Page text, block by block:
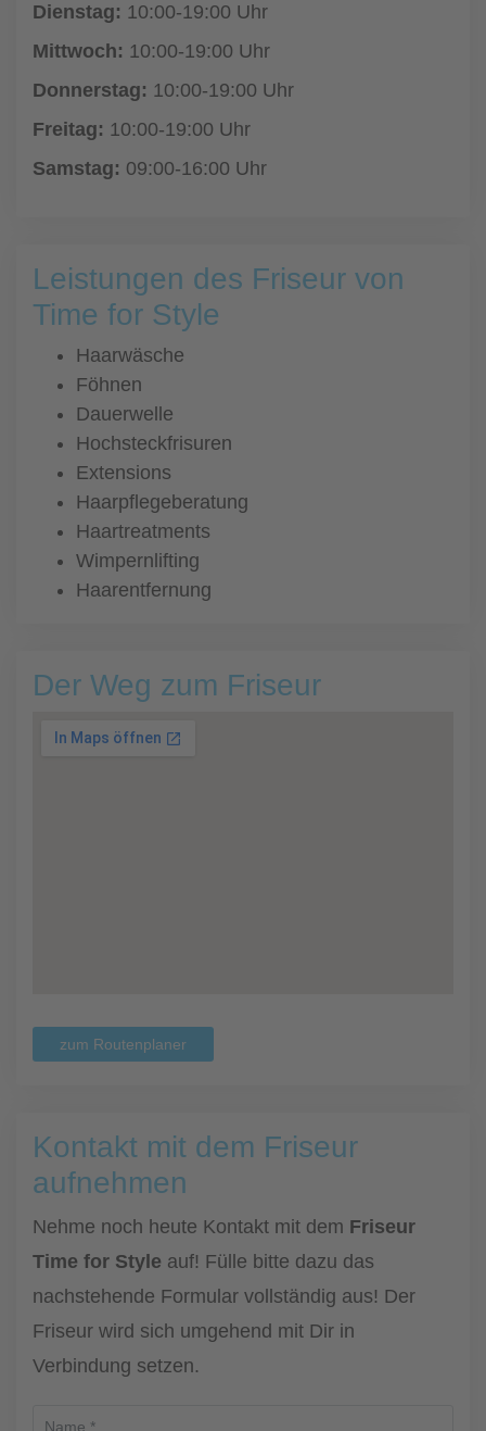
Dienstag: 10:00-19:00 Uhr
Mittwoch: 10:00-19:00 Uhr
Donnerstag: 10:00-19:00 Uhr
Freitag: 10:00-19:00 Uhr
Samstag: 09:00-16:00 Uhr
Leistungen des Friseur von
Time for Style
Haarwäsche
Föhnen
Dauerwelle
Hochsteckfrisuren
Extensions
Haarpflegeberatung
Haartreatments
Wimpernlifting
Haarentfernung
Der Weg zum Friseur
zum Routenplaner
Kontakt mit dem Friseur
aufnehmen
Nehme noch heute Kontakt mit dem Friseur
Time for Style auf! Fülle bitte dazu das
nachstehende Formular vollständig aus! Der
Friseur wird sich umgehend mit Dir in
Verbindung setzen.